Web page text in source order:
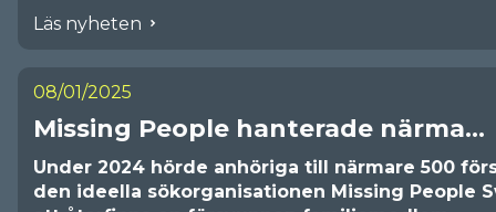
powerbanks som kommer att säkerställa att våra
livsviktiga sökinsatser. Deras generösa stöd gör det
Stort tack till GP Batteries för ert engagemang
Läs nyheten
08/01/2025
Missing People hanterade närma...
Under 2024 hörde anhöriga till närmare 500
den ideella sökorganisationen Missing People